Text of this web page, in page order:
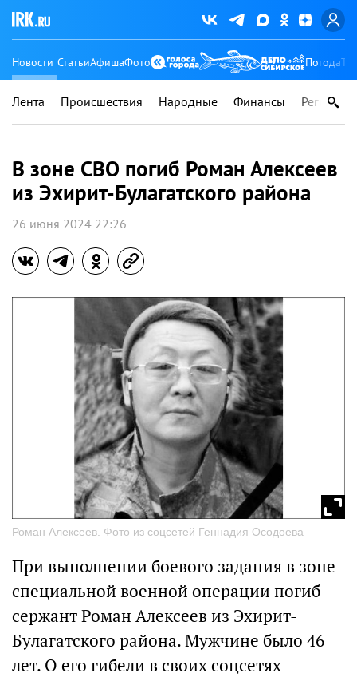
Новости СтатьиАфишаФото Погода
Лента Происшествия Народные Финансы Регионы
В зоне СВО погиб Роман Алексеев
из Эхирит-Булагатского района
26 июня 2024 22:26
Роман Алексеев. Фото из соцсетей Геннадия Осодоева
При выполнении боевого задания в зоне
специальной военной операции погиб
сержант Роман Алексеев из Эхирит-
Булагатского района. Мужчине было 46
лет. О его гибели в своих соцсетях